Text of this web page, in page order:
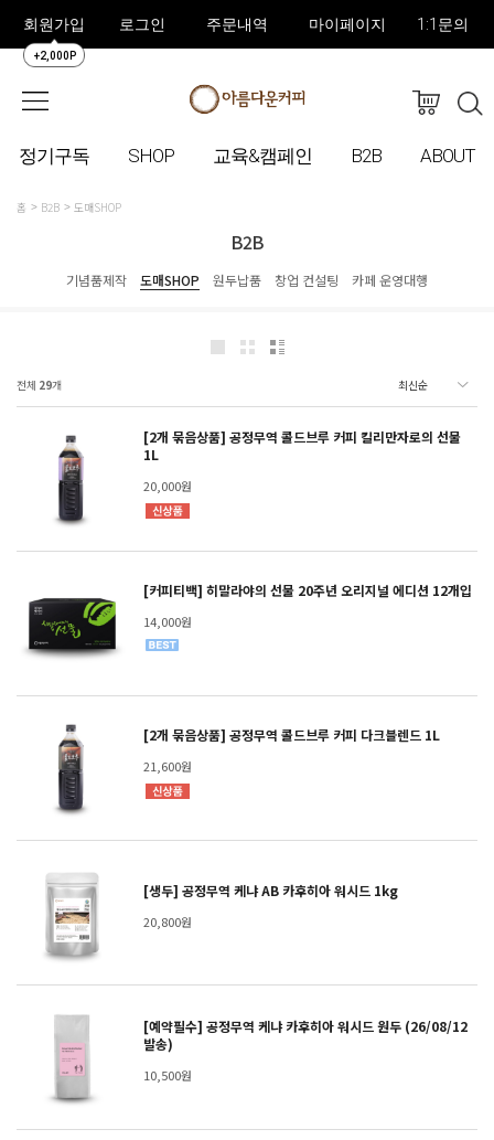
회원가입
+2,000P
로그인 주문내역 마이페이지 1:1문의
정기구독 SHOP 교육&캠페인 B2B ABOUT
홈 B2B 도매SHOP
B2B
기념품제작 도매SHOP 원두납품 창업 컨설팅 카페 운영대행
전체 29개
[2개 묶음상품] 공정무역 콜드브루 커피 킬리만자로의 선물
1L
20,000원
[커피티백] 히말라야의 선물 20주년 오리지널 에디션 12개입
14,000원
[2개 묶음상품] 공정무역 콜드브루 커피 다크블렌드 1L
21,600원
[생두] 공정무역 케냐 AB 카후히아 워시드 1kg
20,800원
[예약필수] 공정무역 케냐 카후히아 워시드 원두 (26/08/12
발송)
10,500원